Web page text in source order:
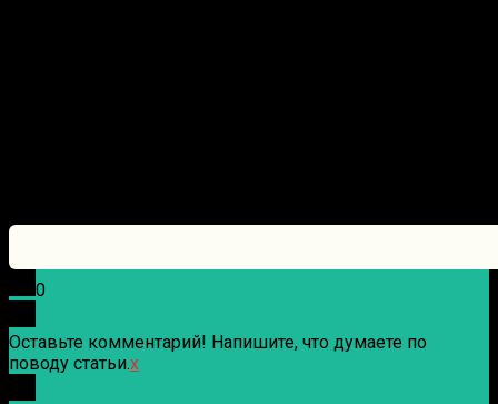
0
Оставьте комментарий! Напишите, что думаете по
поводу статьи.x